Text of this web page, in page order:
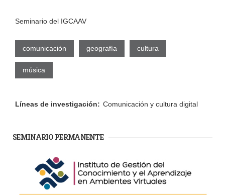
Seminario del IGCAAV
comunicación geografía cultura
música
Líneas de investigación: Comunicación y cultura digital
SEMINARIO PERMANENTE